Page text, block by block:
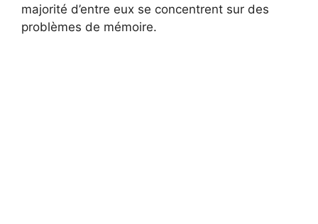
majorité d’entre eux se concentrent sur des
problèmes de mémoire.